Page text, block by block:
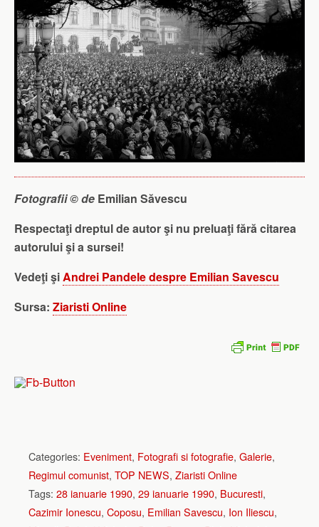
Fotografii © de Emilian Săvescu
Respectaţi dreptul de autor şi nu preluaţi fără citarea
autorului şi a sursei!
Vedeţi şiAndrei Pandele despre Emilian Savescu
Sursa: Ziaristi Online
Categories: Eveniment, Fotografi si fotografie, Galerie,
Regimul comunist, TOP NEWS, Ziaristi Online
Tags: 28 ianuarie 1990, 29 ianuarie 1990, Bucuresti,
Cazimir Ionescu, Coposu, Emilian Savescu, Ion Iliescu,